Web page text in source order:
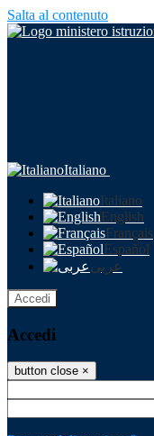
Salta al contenuto
Italiano
Italiano
English
Français
Español
عربى
Accedi
Accedi
button close ×